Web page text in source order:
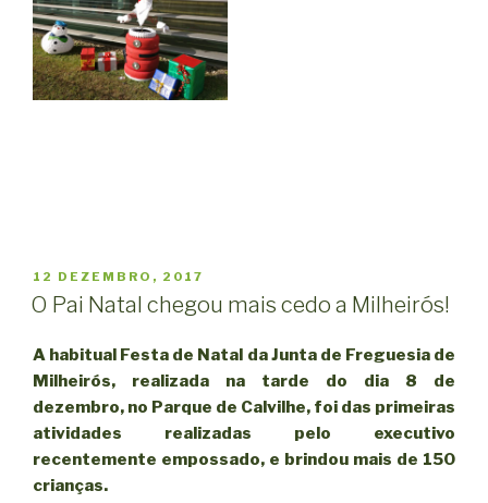
PUBLICADO
EM
12 DEZEMBRO, 2017
O Pai Natal chegou mais cedo a Milheirós!
A habitual Festa de Natal da Junta de Freguesia de
Milheirós, realizada na tarde do dia 8 de
dezembro, no Parque de Calvilhe, foi das primeiras
atividades realizadas pelo executivo
recentemente empossado, e brindou mais de 150
crianças.